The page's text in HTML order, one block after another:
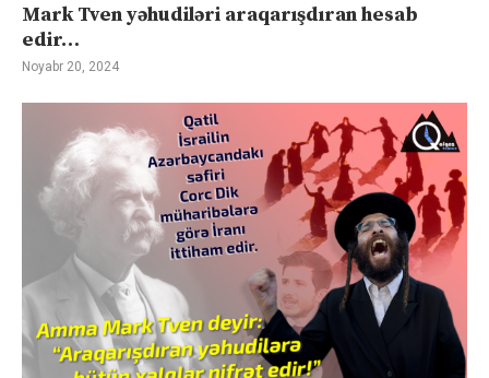
Mark Tven yəhudiləri araqarışdıran hesab
edir…
Noyabr 20, 2024